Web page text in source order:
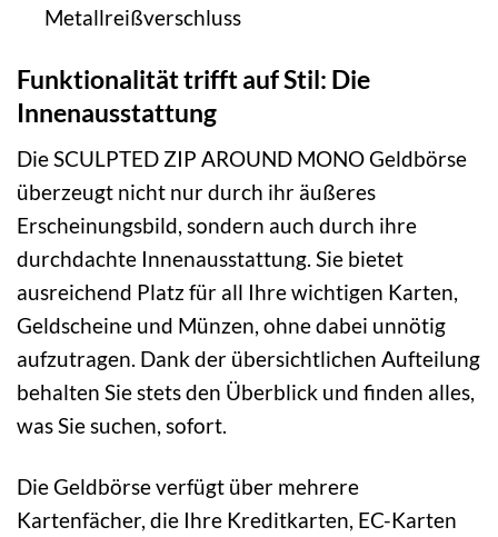
Metallreißverschluss
Funktionalität trifft auf Stil: Die
Innenausstattung
Die SCULPTED ZIP AROUND MONO Geldbörse
überzeugt nicht nur durch ihr äußeres
Erscheinungsbild, sondern auch durch ihre
durchdachte Innenausstattung. Sie bietet
ausreichend Platz für all Ihre wichtigen Karten,
Geldscheine und Münzen, ohne dabei unnötig
aufzutragen. Dank der übersichtlichen Aufteilung
behalten Sie stets den Überblick und finden alles,
was Sie suchen, sofort.
Die Geldbörse verfügt über mehrere
Kartenfächer, die Ihre Kreditkarten, EC-Karten